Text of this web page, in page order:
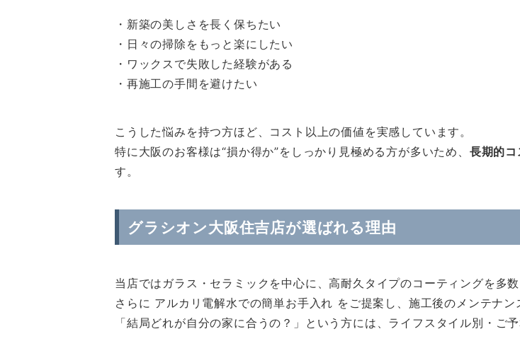
・新築の美しさを長く保ちたい
・日々の掃除をもっと楽にしたい
・ワックスで失敗した経験がある
・再施工の手間を避けたい
こうした悩みを持つ方ほど、コスト以上の価値を実感しています。
特に大阪のお客様は“損か得か”をしっかり見極める方が多いため、 長期的
す。
グラシオン大阪住吉店が選ばれる理由
当店ではガラス・セラミックを中心に、高耐久タイプのコーティングを多数
さらに アルカリ電解水での簡単お手入れ をご提案し、施工後のメンテナン
「結局どれが自分の家に合うの？」という方には、ライフスタイル別・ご